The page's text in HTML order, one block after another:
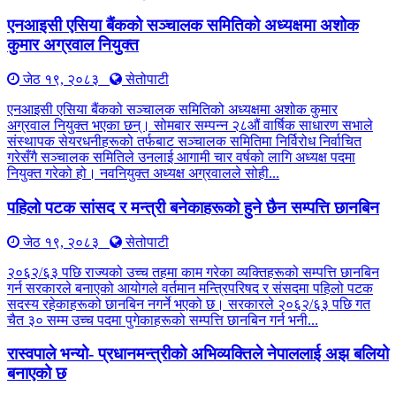
एनआइसी एसिया बैंकको सञ्चालक समितिको अध्यक्षमा अशोक
कुमार अग्रवाल नियुक्त
जेठ १९, २०८३
सेतोपाटी
एनआइसी एसिया बैंकको सञ्चालक समितिको अध्यक्षमा अशोक कुमार
अग्रवाल नियुक्त भएका छन्। सोमबार सम्पन्न २८औं वार्षिक साधारण सभाले
संस्थापक सेयरधनीहरूको तर्फबाट सञ्चालक समितिमा निर्विरोध निर्वाचित
गरेसँगै सञ्चालक समितिले उनलाई आगामी चार वर्षको लागि अध्यक्ष पदमा
नियुक्त गरेको हो। नवनियुक्त अध्यक्ष अग्रवालले सोही...
पहिलो पटक सांसद र मन्त्री बनेकाहरूको हुने छैन सम्पत्ति छानबिन
जेठ १९, २०८३
सेतोपाटी
२०६२/६३ पछि राज्यको उच्च तहमा काम गरेका व्यक्तिहरूको सम्पत्ति छानबिन
गर्न सरकारले बनाएको आयोगले वर्तमान मन्त्रिपरिषद र संसदमा पहिलो पटक
सदस्य रहेकाहरूको छानबिन नगर्ने भएको छ। सरकारले २०६२/६३ पछि गत
चैत ३० सम्म उच्च पदमा पुगेकाहरूको सम्पत्ति छानबिन गर्न भनी...
रास्वपाले भन्यो- प्रधानमन्त्रीको अभिव्यक्तिले नेपाललाई अझ बलियो
बनाएको छ